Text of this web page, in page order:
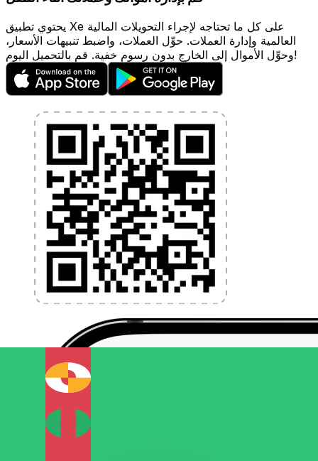
يحتوي تطبيق Xe على كل ما تحتاجه لإجراء التحويلات المالية
العالمية وإدارة العملات. حوِّل العملات، واضبط تنبيهات الأسعار،
وحوِّل الأموال إلى الخارج بدون رسوم خفية. قم بالتحميل اليوم!